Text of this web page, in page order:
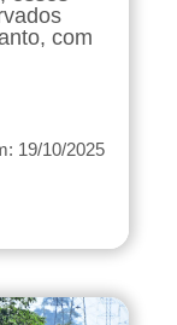
com
19/10/2025